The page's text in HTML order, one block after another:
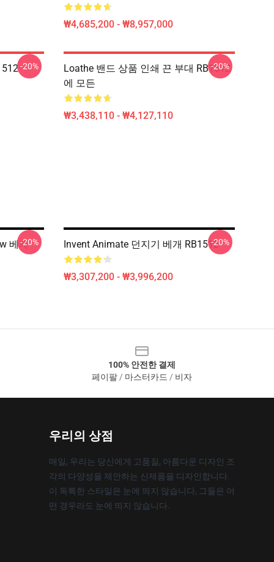
₩4,685,200 - ₩8,957,000
-20%
Loathe 밴드 상품 인쇄 끈 부대 RB1512
에 모든
₩3,438,110 - ₩4,127,110
-20%
베개-20% Invent Animate 던지기 베개 RB1512
₩3,307,200 - ₩3,996,200
-20%
100% 안전한 결제
페이팔 / 마스터카드 / 비자
우리의 상점
매일, 우리는 당신에게 고품질, 아름다운 디자인 조
각의 다양성을 제안하는 신제품을 디자인합니다.
이 독특한 스타일은 눈에 띄지 않습니다, 그들은 어
떤 경우라도 눈에 띄지 않습니다.